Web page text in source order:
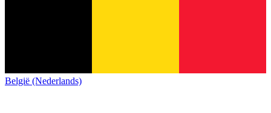
België (Nederlands)